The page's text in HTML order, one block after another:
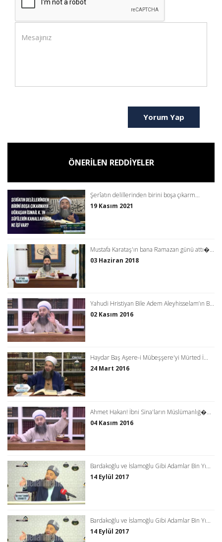
Yorum Yap
ÖNERİLEN REDDİYELER
Şerîatın delillerinden birini boşa çıkarm...
19 Kasım 2021
Mustafa Karataş'ın bana Ramazan günü attı�...
03 Haziran 2018
Yahudi Hristiyan Bile Adem Aleyhisselam’ın B...
02 Kasım 2016
Haydar Baş Aşere-i Mübeşşere'yi Mürted İ...
24 Mart 2016
Ahmet Hakan! İbni Sina'ların Müslümanlığ�...
04 Kasım 2016
Bardakoğlu ve İslamoğlu Gibi Adamlar Bin Yı...
14 Eylül 2017
Bardakoğlu ve İslamoğlu Gibi Adamlar Bin Yı...
14 Eylül 2017